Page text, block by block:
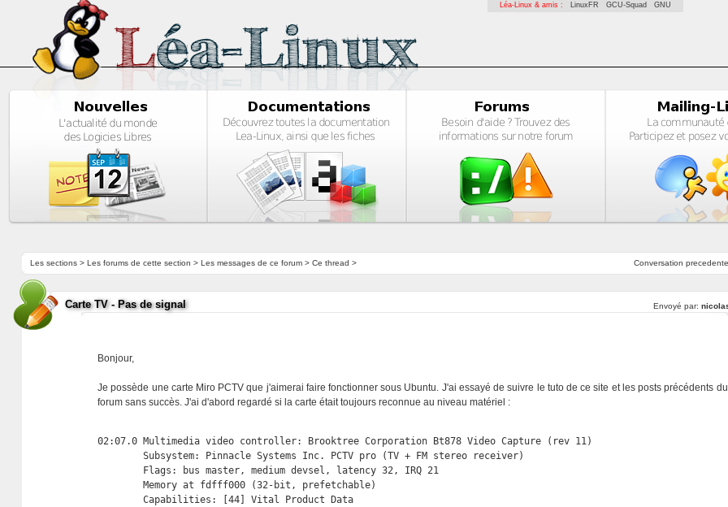
Léa-Linux & amis : LinuxFR GCU-Squad GNU
Conversation precedente
Les sections> Les forums de cette section > Les messages de ce forum> Ce thread >
Carte TV - Pas de signal Envoyé par:
Bonjour,
Je possède une carte Miro PCTV que j'aimerai faire fonctionner sous Ubuntu. J'ai essayé de suivre le tuto de ce site et les posts précédents du
forum sans succès. J'ai d'abord regardé si la carte était toujours reconnue au niveau matériel :
02:07.0 Multimedia video controller: Brooktree Corporation Bt878 Video Capture (rev 11)
        Subsystem: Pinnacle Systems Inc. PCTV pro (TV + FM stereo receiver)
        Flags: bus master, medium devsel, latency 32, IRQ 21
        Memory at fdfff000 (32-bit, prefetchable)
        Capabilities: [44] Vital Product Data